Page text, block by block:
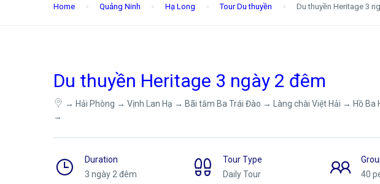
Home Quảng Ninh Hạ Long Tour Du thuyền Du thuyền Heritage 3
Du thuyền Heritage 3 ngày 2 đêm
→ Hải Phòng → Vịnh Lan Hạ → Bãi tắm Ba Trái Đào → Làng chài Việt Hải → Hồ
→
Duration
3 ngày 2 đêm
Tour Type
Daily Tour
40